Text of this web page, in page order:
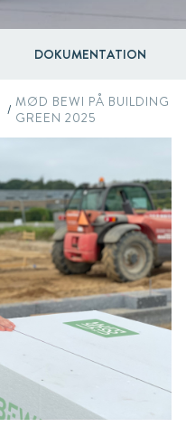
DOKUMENTATION
/ MØD BEWI PÅ BUILDING
GREEN 2025